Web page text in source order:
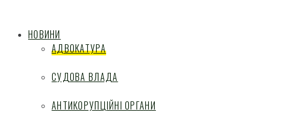
НОВИНИ
АДВОКАТУРА
СУДОВА ВЛАДА
АНТИКОРУПЦІЙНІ ОРГАНИ